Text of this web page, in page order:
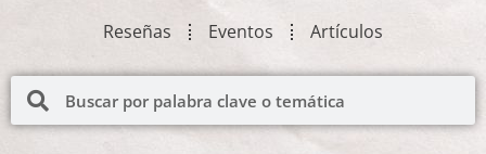
Reseñas Eventos Artículos